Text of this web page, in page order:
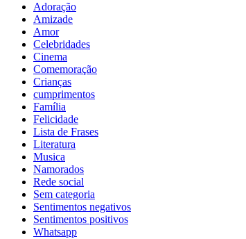
Adoração
Amizade
Amor
Celebridades
Cinema
Comemoração
Crianças
cumprimentos
Família
Felicidade
Lista de Frases
Literatura
Musica
Namorados
Rede social
Sem categoria
Sentimentos negativos
Sentimentos positivos
Whatsapp